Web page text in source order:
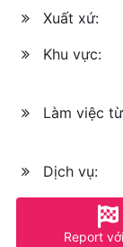
Xuất xứ:
Khu vực:
Làm việc
Dịch vụ:
Report